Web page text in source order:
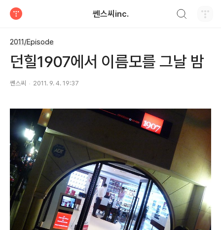
쎈스씨inc.
2011/Episode
던힐1907에서 이름모를 그날 밤
쎈스씨 2011. 9. 4. 19:37